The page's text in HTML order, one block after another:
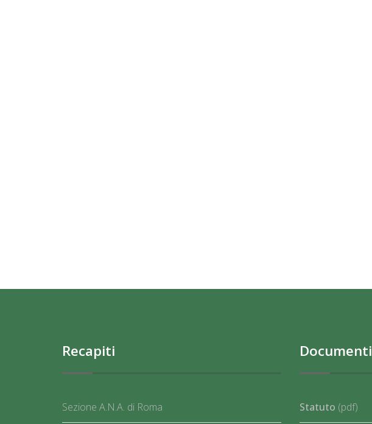
Recapiti
Sezione A.N.A. di Roma
Documenti
Statuto (pdf)